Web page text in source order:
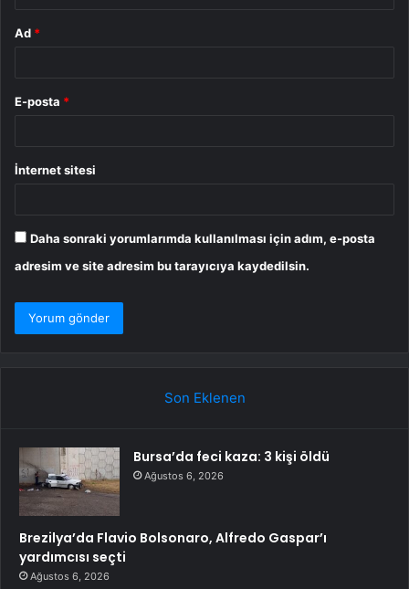
Ad *
E-posta *
İnternet sitesi
Daha sonraki yorumlarımda kullanılması için adım, e-posta
adresim ve site adresim bu tarayıcıya kaydedilsin.
Son Eklenen
Bursa’da feci kaza: 3 kişi öldü
Ağustos 6, 2026
Brezilya’da Flavio Bolsonaro, Alfredo Gaspar’ı
yardımcısı seçti
Ağustos 6, 2026